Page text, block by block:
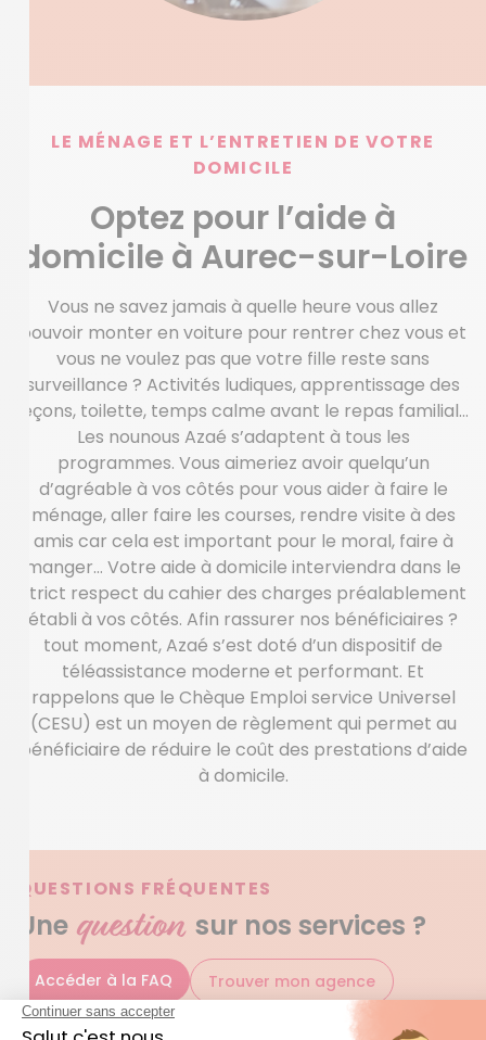
LE MÉNAGE ET L’ENTRETIEN DE VOTRE
DOMICILE
Optez pour l’aide à
domicile à Aurec-sur-Loire
Vous ne savez jamais à quelle heure vous allez
pouvoir monter en voiture pour rentrer chez vous et
vous ne voulez pas que votre fille reste sans
surveillance ? Activités ludiques, apprentissage des
leçons, toilette, temps calme avant le repas familial…
Les nounous Azaé s’adaptent à tous les
programmes. Vous aimeriez avoir quelqu’un
d’agréable à vos côtés pour vous aider à faire le
ménage, aller faire les courses, rendre visite à des
amis car cela est important pour le moral, faire à
manger… Votre aide à domicile interviendra dans le
strict respect du cahier des charges préalablement
établi à vos côtés. Afin rassurer nos bénéficiaires ?
tout moment, Azaé s’est doté d’un dispositif de
téléassistance moderne et performant. Et
rappelons que le Chèque Emploi service Universel
(CESU) est un moyen de règlement qui permet au
bénéficiaire de réduire le coût des prestations d’aide
à domicile.
QUESTIONS FRÉQUENTES
Une question sur nos services ?
Accéder à la FAQ Trouver mon agence
Quels sont les services à domicile assurés par